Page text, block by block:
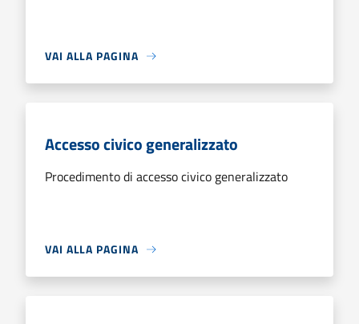
VAI ALLA PAGINA
Accesso civico generalizzato
Procedimento di accesso civico generalizzato
VAI ALLA PAGINA